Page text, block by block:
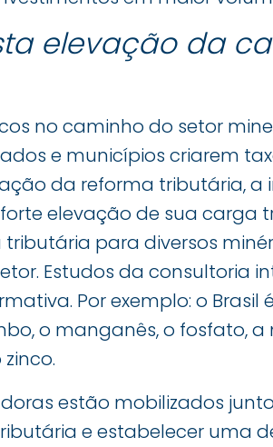
elevação da
no caminho do setor
e municípios criarem
da reforma tributária,
elevação de sua carga
para diversos
Estudos da consultoria
Por exemplo: o Brasil
o manganês, o fosfato, a
estão mobilizados
e estabelecer uma